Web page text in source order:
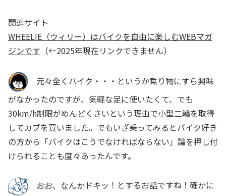
関連サイト
WHEELIE（ウィリー）はバイクを自由に楽しむWEBマガ
ジンです （←2025年現在リンクできません）
元々全くバイク・・・というか乗り物にすら興味
がなかったのですが、気軽な足に使いたくて、でも
30km/h制限がめんどくさいという理由で小型二輪を取得
してカブを買いました。でもいざ乗ってみるとバイク好き
の方から「バイクはこうでなければならない」論を押し付
けられることも度々あったんです。
おお、なんかドキッ！ とするお話ですね！確かに